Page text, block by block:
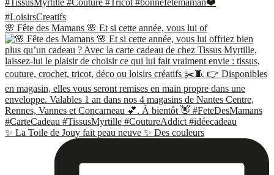
🌸 Fête des Mamans 🌸 Et si cette année, vous lui of
✨ La Toile de Jouy fait peau neuve ✨ Des couleurs